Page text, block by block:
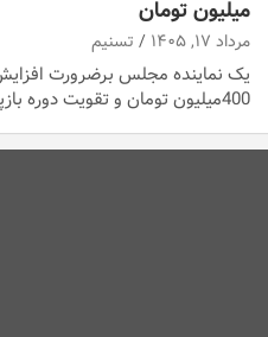
میلیون تومان
مرداد ۱۷, ۱۴۰۵ تسنیم
یک نماینده مجلس برضرورت
400میلیون تومان و تقویت دوره بازپرداخت به…